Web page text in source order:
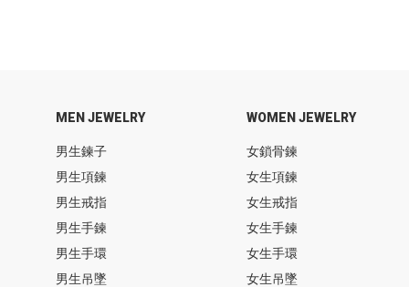
MEN JEWELRY
男生鍊子
男生項鍊
男生戒指
男生手鍊
男生手環
男生吊墜
WOMEN JEWELRY
女鎖骨鍊
女生項鍊
女生戒指
女生手鍊
女生手環
女生吊墜